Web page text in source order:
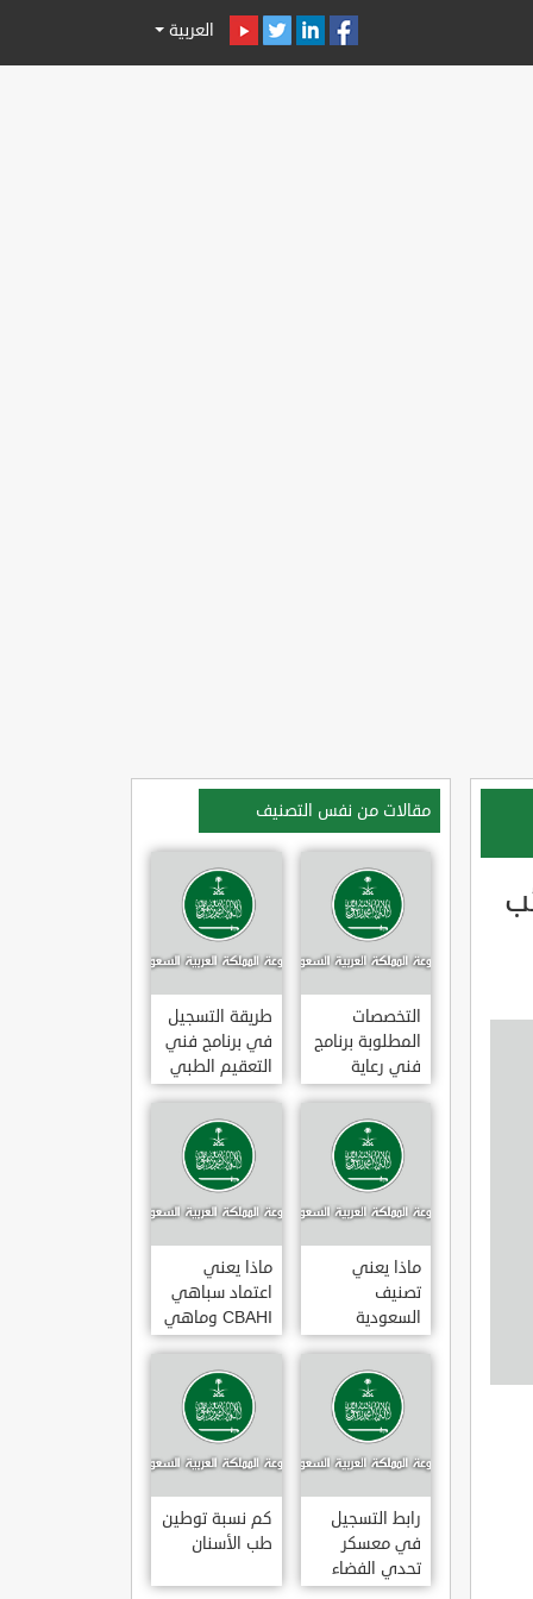
العربية
مقالات من نفس التصنيف
التخصصات
المطلوبة برنامج
فني رعاية
مرضى 3
طريقة التسجيل
في برنامج فني
التعقيم الطبي
ماذا يعني
تصنيف
السعودية
الائتماني AA1
ماذا يعني
اعتماد سباهي
CBAHI وماهي
معاييره
رابط التسجيل
في معسكر
تحدي الفضاء
كم نسبة توطين
طب الأسنان